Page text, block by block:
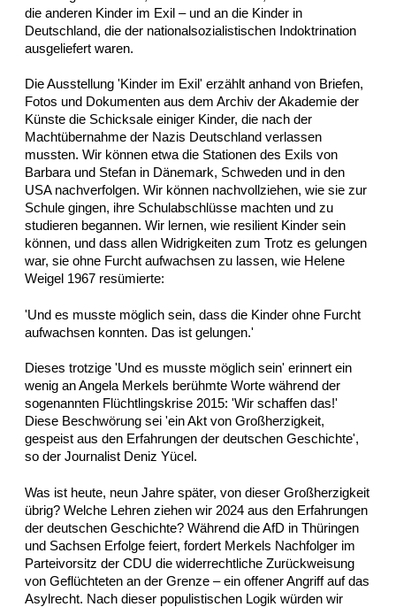
die anderen Kinder im Exil – und an die Kinder in
Deutschland, die der nationalsozialistischen Indoktrination
ausgeliefert waren.
Die Ausstellung 'Kinder im Exil' erzählt anhand von Briefen,
Fotos und Dokumenten aus dem Archiv der Akademie der
Künste die Schicksale einiger Kinder, die nach der
Machtübernahme der Nazis Deutschland verlassen
mussten. Wir können etwa die Stationen des Exils von
Barbara und Stefan in Dänemark, Schweden und in den
USA nachverfolgen. Wir können nachvollziehen, wie sie zur
Schule gingen, ihre Schulabschlüsse machten und zu
studieren begannen. Wir lernen, wie resilient Kinder sein
können, und dass allen Widrigkeiten zum Trotz es gelungen
war, sie ohne Furcht aufwachsen zu lassen, wie Helene
Weigel 1967 resümierte:
'Und es musste möglich sein, dass die Kinder ohne Furcht
aufwachsen konnten. Das ist gelungen.'
Dieses trotzige 'Und es musste möglich sein' erinnert ein
wenig an Angela Merkels berühmte Worte während der
sogenannten Flüchtlingskrise 2015: 'Wir schaffen das!'
Diese Beschwörung sei 'ein Akt von Großherzigkeit,
gespeist aus den Erfahrungen der deutschen Geschichte',
so der Journalist Deniz Yücel.
Was ist heute, neun Jahre später, von dieser Großherzigkeit
übrig? Welche Lehren ziehen wir 2024 aus den Erfahrungen
der deutschen Geschichte? Während die AfD in Thüringen
und Sachsen Erfolge feiert, fordert Merkels Nachfolger im
Parteivorsitz der CDU die widerrechtliche Zurückweisung
von Geflüchteten an der Grenze – ein offener Angriff auf das
Asylrecht. Nach dieser populistischen Logik würden wir